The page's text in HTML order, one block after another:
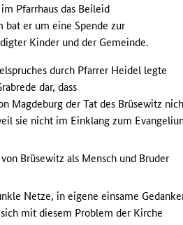
Pfarrhaus das Beileid
bat er um eine Spende zur
Kinder und der Gemeinde.
durch Pfarrer Heidel legte
dar, dass
Magdeburg der Tat des Brüsewitz
sie nicht im Einklang zum
Brüsewitz als Mensch und Bruder
Netze, in eigene einsame
mit diesem Problem der Kirche